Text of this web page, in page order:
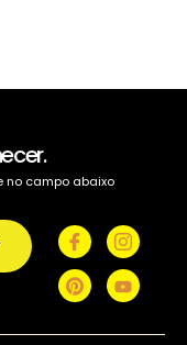
no campo abaixo